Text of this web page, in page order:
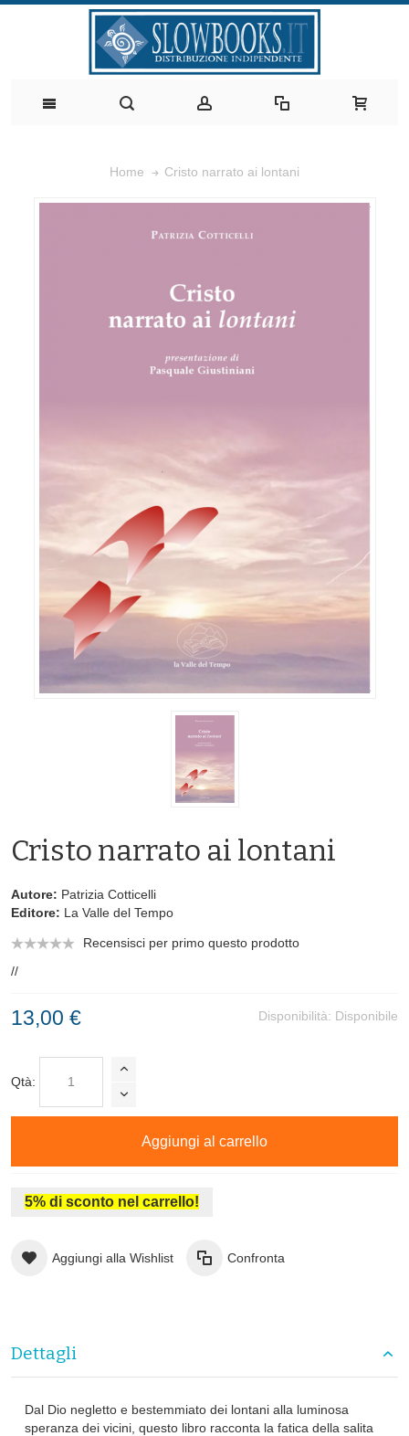
Home Cristo narrato ai lontani
Cristo narrato ai lontani
Autore: Patrizia Cotticelli
Editore: La Valle del Tempo
Recensisci per primo questo prodotto
//
Disponibilità: Disponibile
13,00 €
Qtà:
Aggiungi al carrello
5% di sconto nel carrello!
Aggiungi alla Wishlist Confronta
Dettagli
Dal Dio negletto e bestemmiato dei lontani alla luminosa
speranza dei vicini, questo libro racconta la fatica della salita